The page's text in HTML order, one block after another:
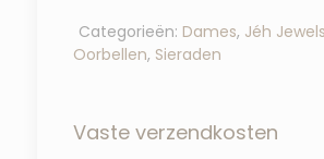
Categorieën: Dames, Jéh Jewels
Oorbellen, Sieraden
Vaste verzendkosten